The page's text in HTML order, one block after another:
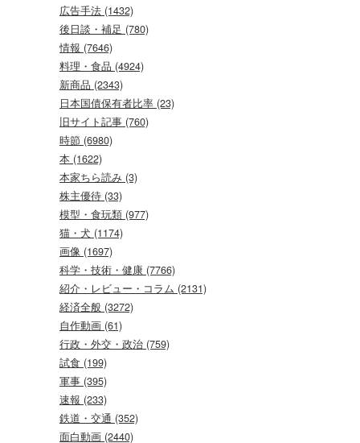
広告手法 (1432)
後日談・補足 (780)
情報 (7646)
料理・食品 (4924)
新商品 (2343)
日本国債保有者比率 (23)
旧サイト記事 (760)
時節 (6980)
本 (1622)
本家ちら読み (3)
株主優待 (33)
模型・食玩類 (977)
猫・犬 (1174)
画像 (1697)
科学・技術・健康 (7766)
紹介・レビュー・コラム (2131)
経済全般 (3272)
自作動画 (61)
行政・外交・政治 (759)
試食 (199)
軍事 (395)
速報 (233)
鉄道・交通 (352)
面白動画 (2440)